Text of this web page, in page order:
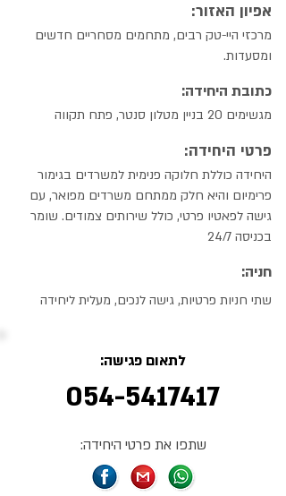
אפיון האזור:
מרכזי היי-טק רבים, מתחמים מסחריים חדשים
ומסעדות.
כתובת היחידה:
מגשימים 20 בניין מטלון סנטר, פתח תקווה
פרטי היחידה:
היחידה כוללת חלוקה פנימית למשרדים בגימור
פרימיום והיא חלק ממתחם משרדים מפואר, עם
גישה לפאטיו פרטי, כולל שירותים צמודים. שומר
בכניסה 24/7
חניה:
שתי חניות פרטיות, גישה לנכים, מעלית ליחידה
לתאום פגישה:
054-5417417
שתפו את פרטי היחידה: